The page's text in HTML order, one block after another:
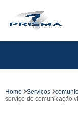
Home Serviços
serviço de comunicação